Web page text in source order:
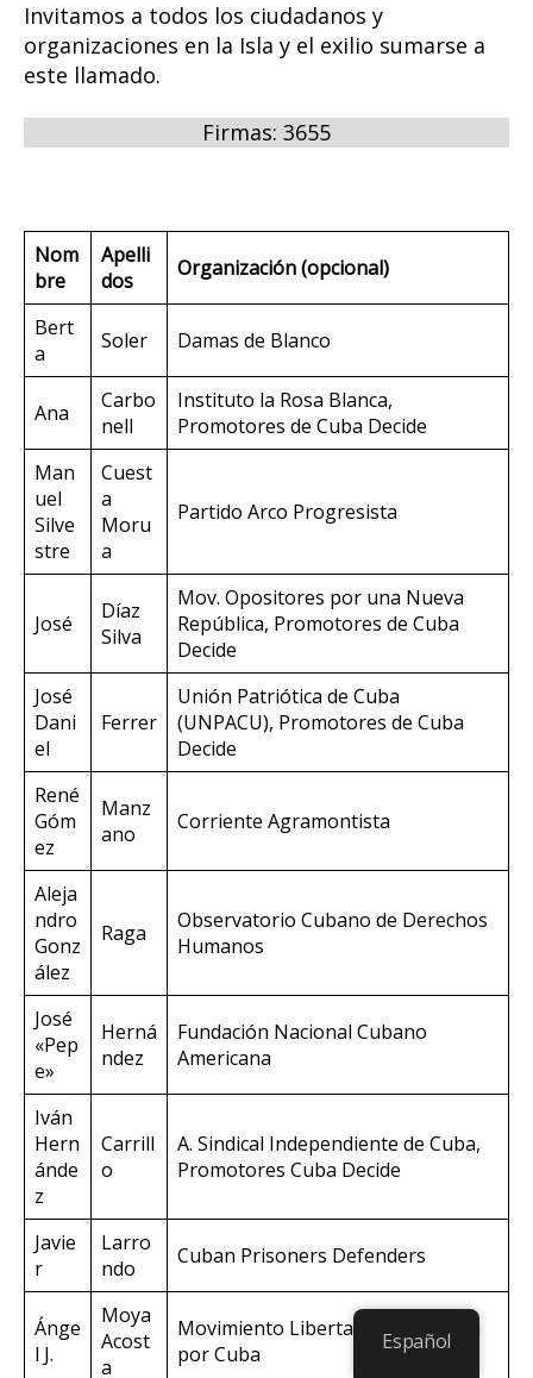
Invitamos a todos los ciudadanos y
organizaciones en la Isla y el exilio sumarse a
este llamado.
Firmas: 3655
Nom
bre
Apelli
dos
Organización (opcional)
Bert
a
Soler Damas de Blanco
Ana
Carbo
nell
Instituto la Rosa Blanca,
Promotores de Cuba Decide
Man
uel
Silve
stre
Cuest
a
Moru
a
Partido Arco Progresista
José
Díaz
Silva
Mov. Opositores por una Nueva
República, Promotores de Cuba
Decide
José
Dani
el
Ferrer
Unión Patriótica de Cuba
(UNPACU), Promotores de Cuba
Decide
René
Góm
ez
Manz
ano
Corriente Agramontista
Aleja
ndro
Gonz
ález
Raga
Observatorio Cubano de Derechos
Humanos
José
«Pep
e»
Herná
ndez
Fundación Nacional Cubano
Americana
Iván
Hern
ánde
z
Carrill
o
A. Sindical Independiente de Cuba,
Promotores Cuba Decide
Javie
r
Larro
ndo
Cuban Prisoners Defenders
Ánge
l J.
Moya
Acost
a
Movimiento Libertad Democrática
por Cuba
Español